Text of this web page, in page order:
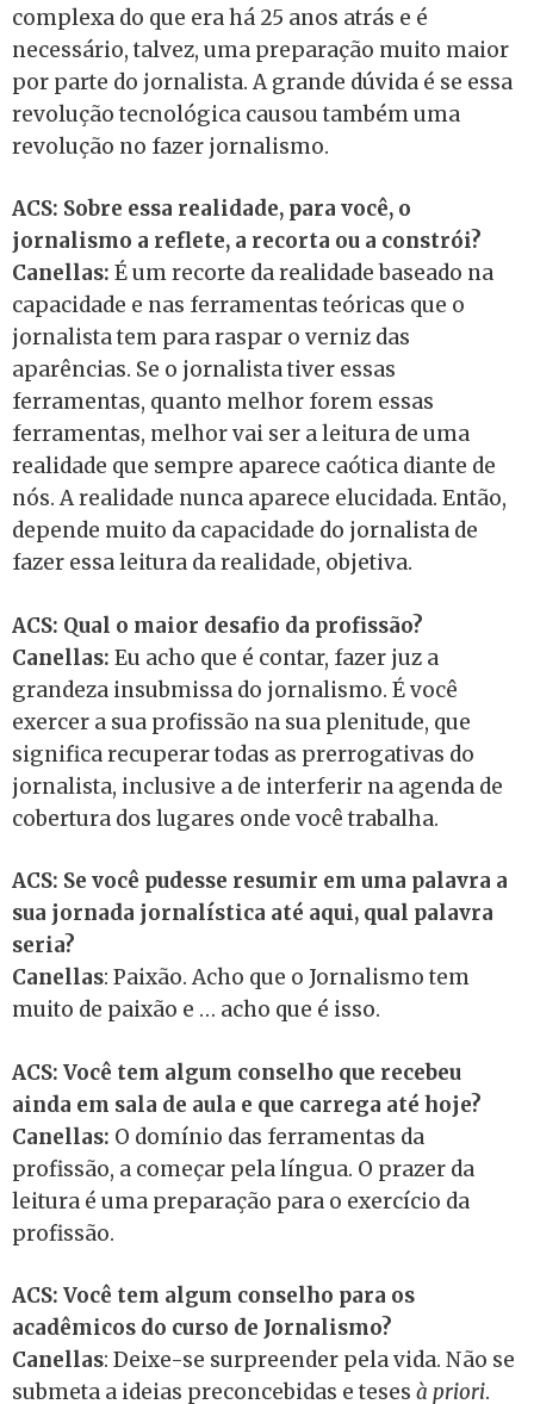
complexa do que era há 25 anos atrás e é
necessário, talvez, uma preparação muito maior
por parte do jornalista. A grande dúvida é se essa
revolução tecnológica causou também uma
revolução no fazer jornalismo.
ACS: Sobre essa realidade, para você, o
jornalismo a reflete, a recorta ou a constrói?
Canellas: É um recorte da realidade baseado na
capacidade e nas ferramentas teóricas que o
jornalista tem para raspar o verniz das
aparências. Se o jornalista tiver essas
ferramentas, quanto melhor forem essas
ferramentas, melhor vai ser a leitura de uma
realidade que sempre aparece caótica diante de
nós. A realidade nunca aparece elucidada. Então,
depende muito da capacidade do jornalista de
fazer essa leitura da realidade, objetiva.
ACS: Qual o maior desafio da profissão?
Canellas: Eu acho que é contar, fazer juz a
grandeza insubmissa do jornalismo. É você
exercer a sua profissão na sua plenitude, que
significa recuperar todas as prerrogativas do
jornalista, inclusive a de interferir na agenda de
cobertura dos lugares onde você trabalha.
ACS: Se você pudesse resumir em uma palavra a
sua jornada jornalística até aqui, qual palavra
seria?
Canellas: Paixão. Acho que o Jornalismo tem
muito de paixão e … acho que é isso.
ACS: Você tem algum conselho que recebeu
ainda em sala de aula e que carrega até hoje?
Canellas: O domínio das ferramentas da
profissão, a começar pela língua. O prazer da
leitura é uma preparação para o exercício da
profissão.
ACS: Você tem algum conselho para os
acadêmicos do curso de Jornalismo?
Canellas: Deixe-se surpreender pela vida. Não se
submeta a ideias preconcebidas e teses à priori.